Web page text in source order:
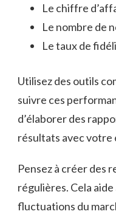
Le chiffre
Le nombre de
Le taux de
Utilisez des outils
suivre ces
d’élaborer des
résultats avec votre
Pensez à créer des
régulières. Cela
fluctuations du